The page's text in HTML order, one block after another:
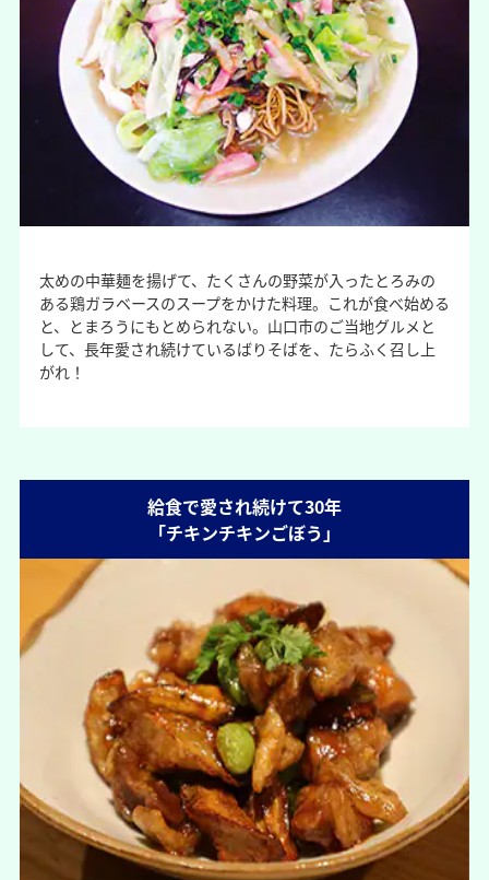
太めの中華麺を揚げて、たくさんの野菜が入ったとろみの
ある鶏ガラベースのスープをかけた料理。これが食べ始める
と、とまろうにもとめられない。山口市のご当地グルメと
して、長年愛され続けているばりそばを、たらふく召し上
がれ！
給食で愛され続けて30年
「チキンチキンごぼう」